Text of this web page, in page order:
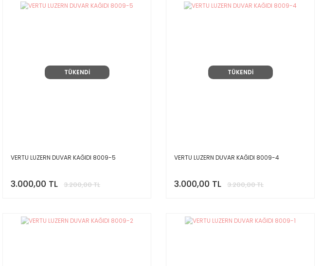
TÜKENDİ
VERTU LUZERN DUVAR KAĞIDI 8009-5
3.000,00 TL 3.200,00 TL
TÜKENDİ
VERTU LUZERN DUVAR KAĞIDI 8009-4
3.000,00 TL 3.200,00 TL